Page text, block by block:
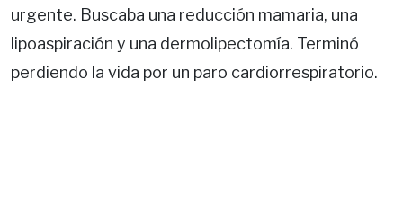
urgente. Buscaba una reducción mamaria, una
lipoaspiración y una dermolipectomía. Terminó
perdiendo la vida por un paro cardiorrespiratorio.